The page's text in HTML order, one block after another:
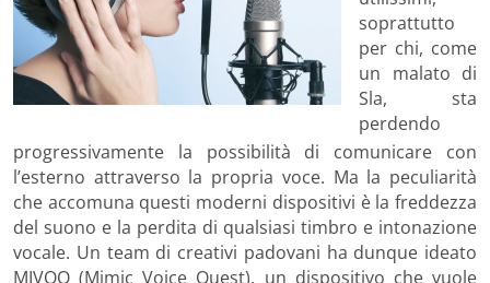
soprattutto
per chi, come
un malato di
Sla, sta
perdendo
progressivamente la possibilità di comunicare con
l’esterno attraverso la propria voce. Ma la peculiarità
che accomuna questi moderni dispositivi è la freddezza
del suono e la perdita di qualsiasi timbro e intonazione
vocale. Un team di creativi padovani ha dunque ideato
MIVOQ (Mimic Voice Quest), un dispositivo che vuole